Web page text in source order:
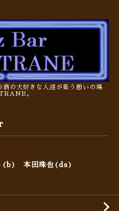
の大好きな人達が集う憩いの場
。
(b) 本田珠也(ds)